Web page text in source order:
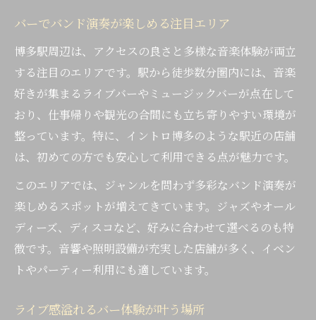
バーでバンド演奏が楽しめる注目エリア
博多駅周辺は、アクセスの良さと多様な音楽体験が両立
する注目のエリアです。駅から徒歩数分圏内には、音楽
好きが集まるライブバーやミュージックバーが点在して
おり、仕事帰りや観光の合間にも立ち寄りやすい環境が
整っています。特に、イントロ博多のような駅近の店舗
は、初めての方でも安心して利用できる点が魅力です。
このエリアでは、ジャンルを問わず多彩なバンド演奏が
楽しめるスポットが増えてきています。ジャズやオール
ディーズ、ディスコなど、好みに合わせて選べるのも特
徴です。音響や照明設備が充実した店舗が多く、イベン
トやパーティー利用にも適しています。
ライブ感溢れるバー体験が叶う場所